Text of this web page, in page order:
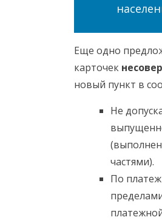
Еще одно
карточек
новый пункт в
Не
частями).
По